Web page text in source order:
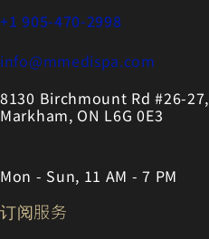
+1 905-470-2998
info@mmedispa.com
8130 Birchmount Rd #26-27,
Markham, ON L6G 0E3
Mon - Sun, 11 AM - 7 PM
订阅服务